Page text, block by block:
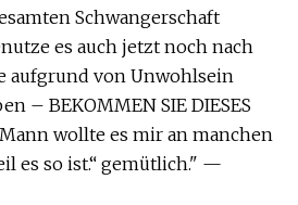
Schwangerschaft
es auch jetzt noch nach
aufgrund von Unwohlsein
– BEKOMMEN SIE DIESES
wollte es mir an manchen
es so ist.“ gemütlich." —